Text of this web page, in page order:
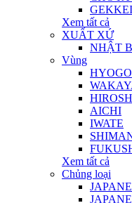
Xem tất cả
XUẤT XỨ
NHẬT
Vùng
HYOGO
AICHI
IWATE
Xem tất cả
Chủng loại